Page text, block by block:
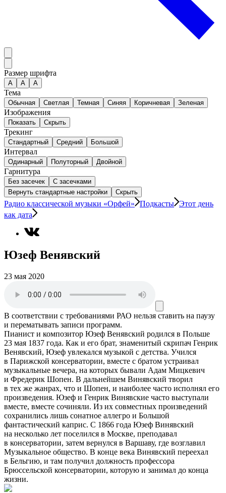
Размер шрифта
А A A
Тема
Обычная Светлая Темная Синяя Коричневая Зеленая
Изображения
Показать Скрыть
Трекинг
Стандартный Средний Большой
Интервал
Одинарный Полуторный Двойной
Гарнитура
Без засечек
С засечками
Вернуть стандартные настройки
Скрыть
Радио классической музыки «Орфей» Подкасты Этот день
как дата
Юзеф Венявский
23 мая 2020
В соответствии с требованиями РАО нельзя ставить на паузу
и перематывать записи программ.
Пианист и композитор Юзеф Венявский родился в Польше
23 мая 1837 года. Как и его брат, знаменитый скрипач Генрик
Венявский, Юзеф увлекался музыкой с детства. Учился
в Парижской консерватории, вместе с братом устраивал
музыкальные вечера, на которых бывали Адам Мицкевич
и Фредерик Шопен. В дальнейшем Винявский творил
в тех же жанрах, что и Шопен, и наиболее часто исполнял его
произведения. Юзеф и Генрик Винявские часто выступали
вместе, вместе сочиняли. Из их совместных произведений
сохранились лишь сонатное аллегро и Большой
фантастический каприс. С 1866 года Юзеф Винявский
на несколько лет поселился в Москве, преподавал
в консерватории, затем вернулся в Варшаву, где возглавил
Музыкальное общество. В конце века Винявский переехал
в Бельгию, и там получил должность профессора
Брюссельской консерватории, которую и занимал до конца
жизни.